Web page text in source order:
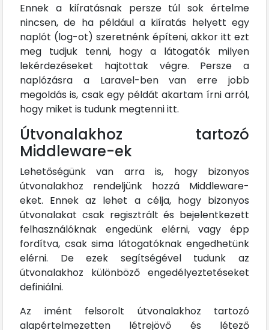
Ennek a kiíratásnak persze túl sok értelme
nincsen, de ha például a kiíratás helyett egy
naplót (log-ot) szeretnénk építeni, akkor itt ezt
meg tudjuk tenni, hogy a látogatók milyen
lekérdezéseket hajtottak végre. Persze a
naplózásra a Laravel-ben van erre jobb
megoldás is, csak egy példát akartam írni arról,
hogy miket is tudunk megtenni itt.
Útvonalakhoz tartozó
Middleware-ek
Lehetőségünk van arra is, hogy bizonyos
útvonalakhoz rendeljünk hozzá Middleware-
eket. Ennek az lehet a célja, hogy bizonyos
útvonalakat csak regisztrált és bejelentkezett
felhasználóknak engedünk elérni, vagy épp
fordítva, csak sima látogatóknak engedhetünk
elérni. De ezek segítségével tudunk az
útvonalakhoz különböző engedélyeztetéseket
definiálni.
Az imént felsorolt útvonalakhoz tartozó
alapértelmezetten létrejövő és létező